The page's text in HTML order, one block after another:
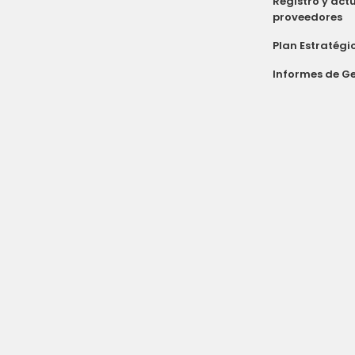
proveedores
Plan
Informes de